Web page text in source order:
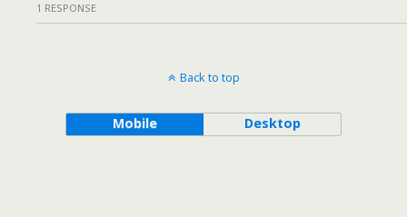
1 RESPONSE
Back to top
Mobile Desktop